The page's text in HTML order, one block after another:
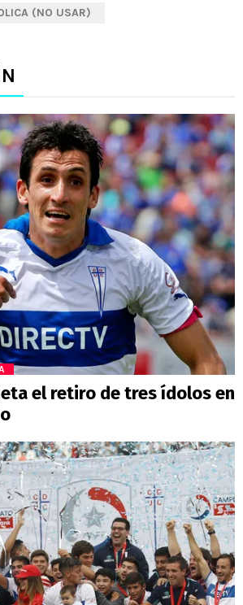
(NO USAR)
el retiro de tres ídolos en